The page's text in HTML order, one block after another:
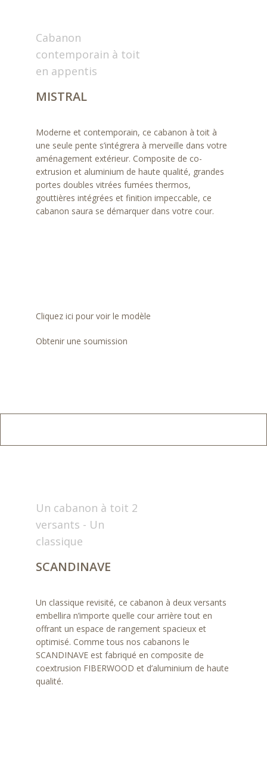
Cabanon
contemporain à toit
en appentis
MISTRAL
Moderne et contemporain, ce cabanon à toit à
une seule pente s’intégrera à merveille dans votre
aménagement extérieur. Composite de co-
extrusion et aluminium de haute qualité, grandes
portes doubles vitrées fumées thermos,
gouttières intégrées et finition impeccable, ce
cabanon saura se démarquer dans votre cour.
Cliquez ici pour voir le modèle
Obtenir une soumission
Un cabanon à toit 2
versants - Un
classique
SCANDINAVE
Un classique revisité, ce cabanon à deux versants
embellira n’importe quelle cour arrière tout en
offrant un espace de rangement spacieux et
optimisé. Comme tous nos cabanons le
SCANDINAVE est fabriqué en composite de
coextrusion FIBERWOOD et d’aluminium de haute
qualité.